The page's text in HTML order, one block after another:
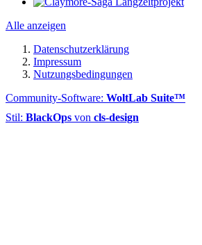
Alle anzeigen
Datenschutzerklärung
Impressum
Nutzungsbedingungen
Community-Software: WoltLab Suite™
Stil: BlackOps von cls-design